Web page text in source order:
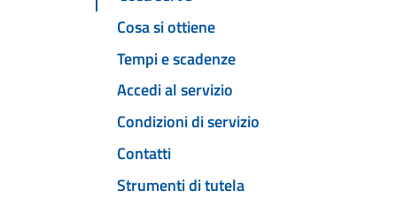
Cosa si ottiene
Tempi e scadenze
Accedi al servizio
Condizioni di servizio
Contatti
Strumenti di tutela